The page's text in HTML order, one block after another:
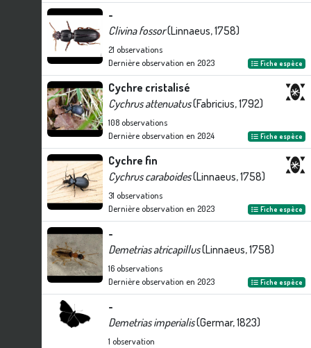
-
Clivina fossor(Linnaeus, 1758)
21 observations
Dernière observation en 2023 Fiche espèce
Cychre cristalisé
Cychrus attenuatus(Fabricius, 1792)
108observations
Dernière observation en 2024 Fiche espèce
Cychre fin
Cychrus caraboides(Linnaeus, 1758)
31 observations
Dernière observation en 2023 Fiche espèce
-
Demetrias atricapillus(Linnaeus, 1758)
16observations
Dernière observation en 2023 Fiche espèce
-
Demetrias imperialis(Germar, 1823)
1 observation